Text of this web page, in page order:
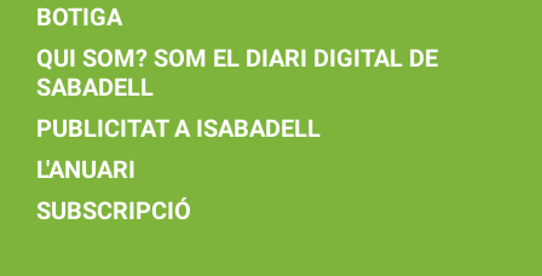
BOTIGA
QUI SOM? SOM EL DIARI DIGITAL DE
SABADELL
PUBLICITAT A ISABADELL
L'ANUARI
SUBSCRIPCIÓ